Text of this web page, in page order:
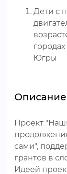
Дети с
Югры
Проект
сами",
грантов в
Идеей